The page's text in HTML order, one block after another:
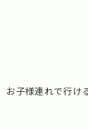
お子様連れで行